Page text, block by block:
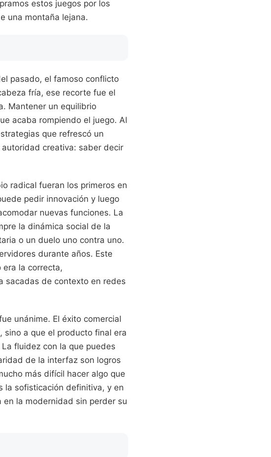
estos juegos por los
una montaña lejana.
pasado, el famoso conflicto
fría, ese recorte fue el
Mantener un equilibrio
acaba rompiendo el juego. Al
que refrescó un
creativa: saber decir
radical fueran los primeros en
pedir innovación y luego
nuevas funciones. La
la dinámica social de la
o un duelo uno contra uno.
durante años. Este
la correcta,
sacadas de contexto en redes
unánime. El éxito comercial
sino a que el producto final era
fluidez con la que puedes
de la interfaz son logros
más difícil hacer algo que
la sofisticación definitiva, y en
la modernidad sin perder su